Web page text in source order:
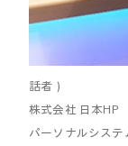
話者）
株式会社 日本HP
パーソナルシス